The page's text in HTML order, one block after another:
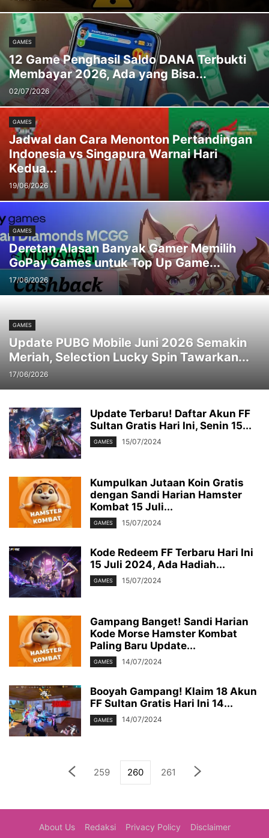
GAMES
12 Game Penghasil Saldo DANA Terbukti
Membayar 2026, Ada yang Bisa...
02/07/2026
GAMES
Jadwal dan Cara Menonton Pertandingan
Indonesia vs Singapura Warnai Hari
Kedua...
19/06/2026
GAMES
Deretan Alasan Banyak Gamer Memilih
GoPay Games untuk Top Up Game...
17/06/2026
GAMES
Update PUBG Mobile Juni 2026 Semakin
Meriah, Selection Lucky Spin Tawarkan...
17/06/2026
Update Terbaru! Daftar Akun FF
Sultan Gratis Hari Ini, Senin 15...
GAMES 15/07/2024
Kumpulkan Jutaan Koin Gratis
dengan Sandi Harian Hamster
Kombat 15 Juli...
GAMES 15/07/2024
Kode Redeem FF Terbaru Hari Ini
15 Juli 2024, Ada Hadiah...
GAMES 15/07/2024
Gampang Banget! Sandi Harian
Kode Morse Hamster Kombat
Paling Baru Update...
GAMES 14/07/2024
Booyah Gampang! Klaim 18 Akun
FF Sultan Gratis Hari Ini 14...
GAMES 14/07/2024
259 260 261
About Us Redaksi Privacy Policy Disclaimer